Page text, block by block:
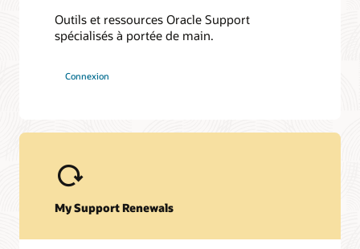
Outils et ressources Oracle Support
spécialisés à portée de main.
Connexion
My Support Renewals